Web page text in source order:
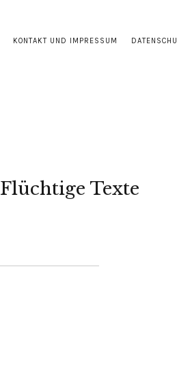
KONTAKT UND IMPRESSUM
Flüchtige Texte